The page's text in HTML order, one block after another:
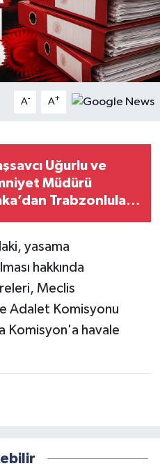
A- A+
Uğurlu ve
Müdürü
Trabzonlular
yasama
hakkında
Meclis
Adalet Komisyonu
Komisyon'a havale